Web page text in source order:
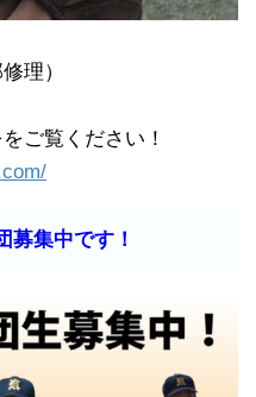
理）
ご覧ください！
募集中です！